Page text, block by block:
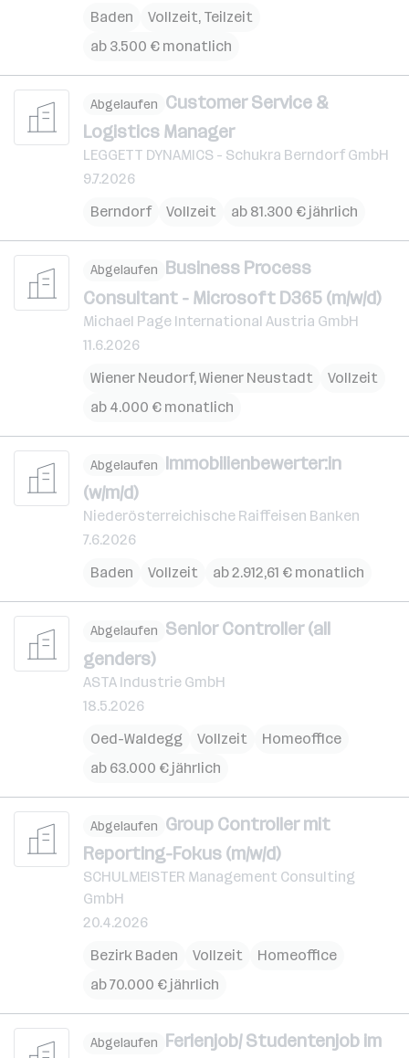
Baden
Vollzeit, Teilzeit
ab 3.500 € monatlich
Abgelaufen Customer Service &
Logistics Manager
LEGGETT DYNAMICS - Schukra Berndorf GmbH
9.7.2026
Berndorf
Vollzeit ab 81.300 € jährlich
Abgelaufen Business Process
Consultant - Microsoft D365 (m/w/d)
Michael Page International Austria GmbH
11.6.2026
Wiener Neudorf,Wiener Neustadt
Vollzeit
ab 4.000 € monatlich
Abgelaufen Immobilienbewerter:in
(w/m/d)
Niederösterreichische Raiffeisen Banken
7.6.2026
Baden
Vollzeit ab 2.912,61 € monatlich
Abgelaufen Senior Controller (all
genders)
ASTA Industrie GmbH
18.5.2026
Oed-Waldegg
Vollzeit
Homeoffice
ab 63.000 € jährlich
Abgelaufen Group Controller mit
Reporting-Fokus (m/w/d)
SCHULMEISTER Management Consulting
GmbH
20.4.2026
Bezirk Baden
Vollzeit
Homeoffice
ab 70.000 € jährlich
Abgelaufen Ferienjob/ Studentenjob im